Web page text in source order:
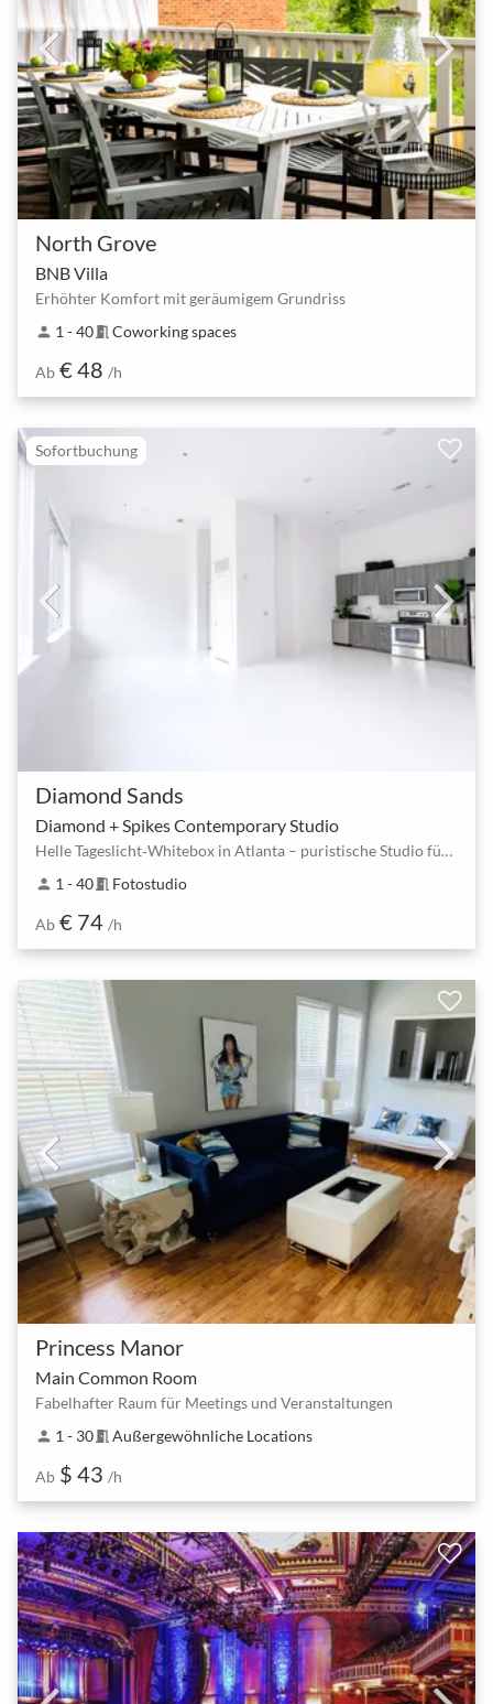
North Grove
BNB Villa
Erhöhter Komfort mit geräumigem Grundriss
person 1 - 40meeting_room Coworking spaces
Ab € 48 /h
Sofortbuchung
Diamond Sands
Diamond + Spikes Contemporary Studio
Helle Tageslicht‑Whitebox in Atlanta – puristische Studio für Foto, Film & Workshops
person 1 - 40meeting_room Fotostudio
Ab € 74 /h
Princess Manor
Main Common Room
Fabelhafter Raum für Meetings und Veranstaltungen
person 1 - 30meeting_room Außergewöhnliche Locations
Ab $ 43 /h